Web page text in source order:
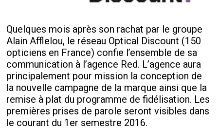
Quelques mois après son rachat par le groupe
Alain Afflelou, le réseau Optical Discount (150
opticiens en France) confie l’ensemble de sa
communication à l’agence Red. L’agence aura
principalement pour mission la conception de
la nouvelle campagne de la marque ainsi que la
remise à plat du programme de fidélisation. Les
premières prises de parole seront visibles dans
le courant du 1er semestre 2016.